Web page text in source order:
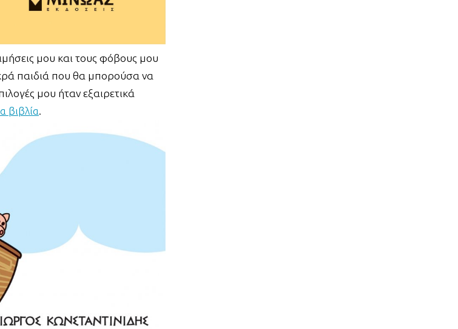
μου και τους φόβους μου
παιδιά που θα μπορούσα να
μου ήταν εξαιρετικά
βιβλία.